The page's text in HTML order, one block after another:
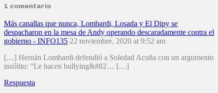
1 comentario
Más canallas que nunca, Lombardi, Losada y El Dipy se
despacharon en la mesa de Andy operando descaradamente contra el
gobierno - INFO135 22 noviembre, 2020 at 9:52 am
[…] Hernán Lombardi defendió a Soledad Acuña con un argumento
insólito: “Le hacen bullying&#82… […]
Respuesta